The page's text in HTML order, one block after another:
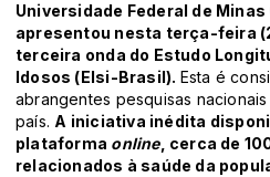
Universidade Federal de Minas
apresentou nesta terça-feira
terceira onda do Estudo
Idosos (Elsi-Brasil). Esta é
abrangentes pesquisas
país. A iniciativa inédita
plataforma online, cerca de
relacionados à saúde da